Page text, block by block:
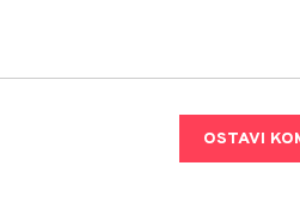
OSTAVI